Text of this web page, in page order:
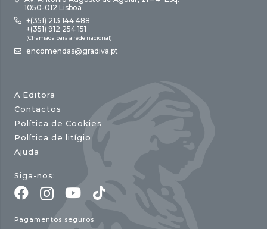
1050-012 Lisboa
+(351) 213 144 488
+(351) 912 254 151
(Chamada para a rede nacional)
encomendas@gradiva.pt
A Editora
Contactos
Política de Cookies
Política de litígio
Ajuda
Siga-nos:
Pagamentos seguros: